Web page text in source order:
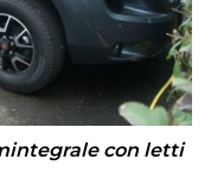
con letti